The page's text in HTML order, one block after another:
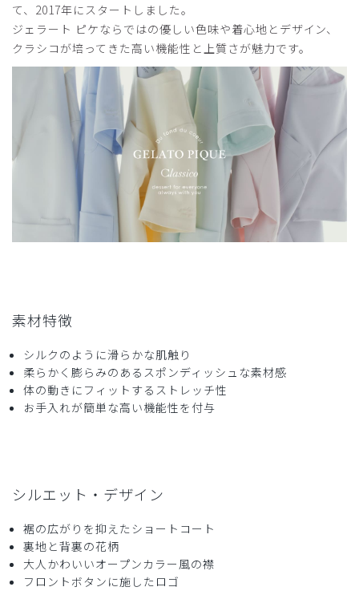
年齢: 40代 身長: 156-160cm
サイズ感
小さめ
大きめ
ストレッチ感 よく伸びる
伸びない
厚さとても薄い 厚い
ジェラピケコラボ
スクラブの上から着用してますが、シワになりにくく着心地
良いです。形はおしりの下あたりまで隠れるので腰回り気に
しなくて良いです。色も優しい色合いで気に入ってます。
S17ジェラート ピケ&クラシコ 白衣:アーバンシ
ョートコート/ホワイト×オレンジフラワー/M
ぶたくま様
年齢: 40代 151-155cm 体重:
45kg以下
サイズ感小さめ
大きめ
ストレッチ感 よく伸びる
裏地花柄なのもかわいい。
商品：S17ジェラート ピケ&クラシコ 白衣:アーバンシ
ョートコート/ホワイト×ブルーフラワー/XS
役に立った 0
て、2017年にスタートしました。
ジェラート ピケならではの優しい色味や着心地とデザイン、
クラシコが培ってきた高い機能性と上質さが魅力です。
素材特徴
シルクのように滑らかな肌触り
柔らかく膨らみのあるスポンディッシュな素材感
体の動きにフィットするストレッチ性
お手入れが簡単な高い機能性を付与
シルエット・デザイン
裾の広がりを抑えたショートコート
裏地と背裏の花柄
大人かわいいオープンカラー風の襟
フロントボタンに施したロゴ